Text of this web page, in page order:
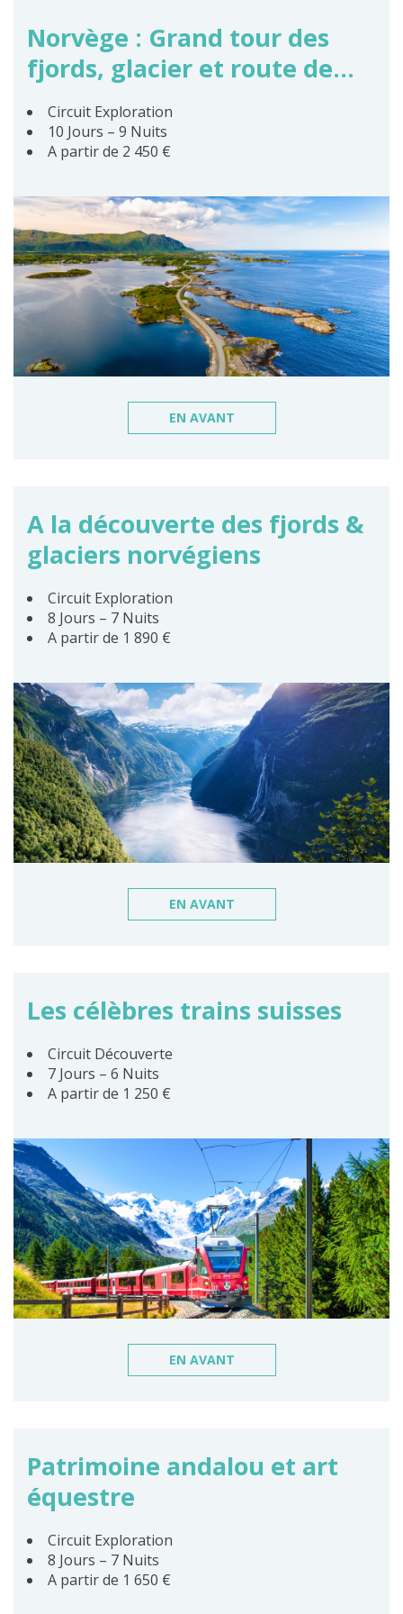
Norvège : Grand tour des
fjords, glacier et route de
l’Atlantique
Circuit Exploration
10 Jours – 9 Nuits
A partir de 2 450 €
EN AVANT
A la découverte des fjords &
glaciers norvégiens
Circuit Exploration
8 Jours – 7 Nuits
A partir de 1 890 €
EN AVANT
Les célèbres trains suisses
Circuit Découverte
7 Jours – 6 Nuits
A partir de 1 250 €
EN AVANT
Patrimoine andalou et art
équestre
Circuit Exploration
8 Jours – 7 Nuits
A partir de 1 650 €